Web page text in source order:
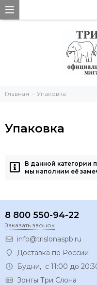
Главная Упаковка
Упаковка
В данной категории
мы наполним её
8 800 550-94-22
Заказать звонок
info@trislonaspb.ru
Доставка по России
Будни, с 11:00 до
Зонты Три Слона